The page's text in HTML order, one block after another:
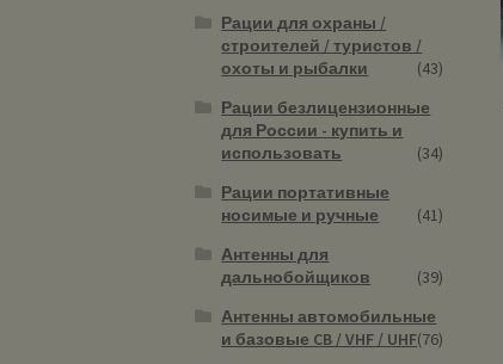
Рации для охраны /
строителей / туристов /
охоты и рыбалки
(43)
Рации безлицензионные
для России - купить и
использовать
(34)
Рации портативные
носимые и ручные
(41)
Антенны для
дальнобойщиков
(39)
Антенны автомобильные
и базовые CB / VHF / UHF(76)